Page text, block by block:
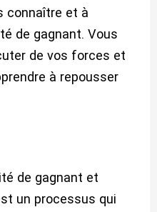
connaître et à
de gagnant. Vous
de vos forces et
à repousser
de gagnant et
un processus qui